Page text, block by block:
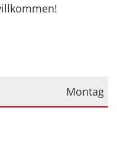
Montag